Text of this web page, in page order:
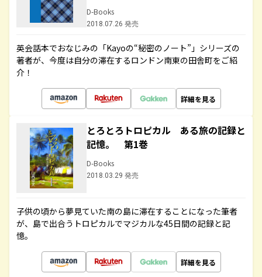
D-Books
2018.07.26 発売
英会話本でおなじみの「Kayoの“秘密のノート”」シリーズの
著者が、今度は自分の滞在するロンドン南東の田舎町をご紹
介！
詳細を見る
とろとろトロピカル ある旅の記録と
記憶。 第1巻
D-Books
2018.03.29 発売
子供の頃から夢見ていた南の島に滞在することになった筆者
が、島で出合うトロピカルでマジカルな45日間の記録と記
憶。
詳細を見る